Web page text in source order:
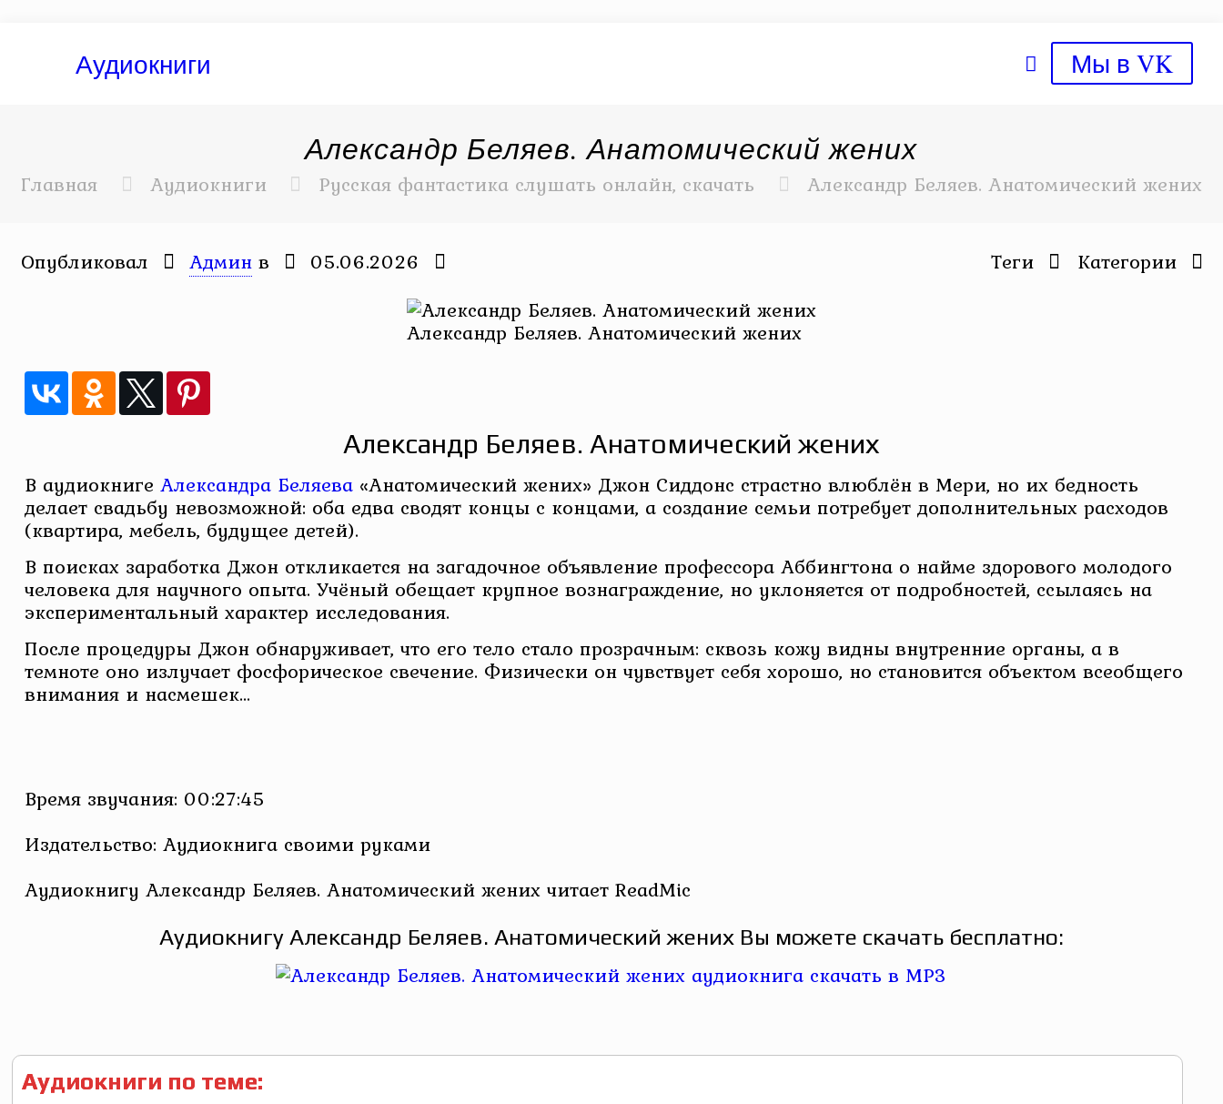
Аудиокниги Мы в VK
Александр Беляев. Анатомический жених
Главная Аудиокниги Русская фантастика слушать онлайн, скачать Александр Беляев. Анатомический жених
Опубликовал Админ в 05.06.2026 Категории
Теги
Александр Беляев. Анатомический жених
Александр Беляев. Анатомический жених
В аудиокниге Александра Беляева«Анатомический жених» Джон Сиддонс страстно влюблён в Мери, но их бедность
делает свадьбу невозможной: оба едва сводят концы с концами, а создание семьи потребует дополнительных расходов
(квартира, мебель, будущее детей).
В поисках заработка Джон откликается на загадочное объявление профессора Аббингтона о найме здорового молодого
человека для научного опыта. Учёный обещает крупное вознаграждение, но уклоняется от подробностей, ссылаясь на
экспериментальный характер исследования.
После процедуры Джон обнаруживает, что его тело стало прозрачным: сквозь кожу видны внутренние органы, а в
темноте оно излучает фосфорическое свечение. Физически он чувствует себя хорошо, но становится объектом всеобщего
внимания и насмешек…
Время звучания: 00:27:45
Издательство: Аудиокнига своими руками
Аудиокнигу Александр Беляев. Анатомический жених читает ReadMic
Аудиокнигу Александр Беляев. Анатомический жених Вы можете скачать бесплатно:
Аудиокниги по теме: